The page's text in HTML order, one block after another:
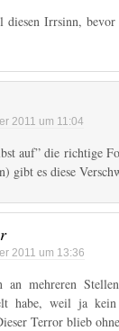
diesen Irrsinn,
2011 um 11:04
auf” die richtige
gibt es diese
2011 um 13:36
an mehreren
habe, weil ja
Terror blieb